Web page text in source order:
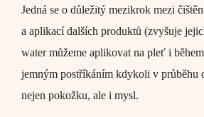
Jedná se o důležitý mezikrok mezi
a aplikací dalších produktů (zvyšuje
water můžeme aplikovat na pleť i
jemným postříkáním kdykoli v průběhu
nejen pokožku, ale i mysl.